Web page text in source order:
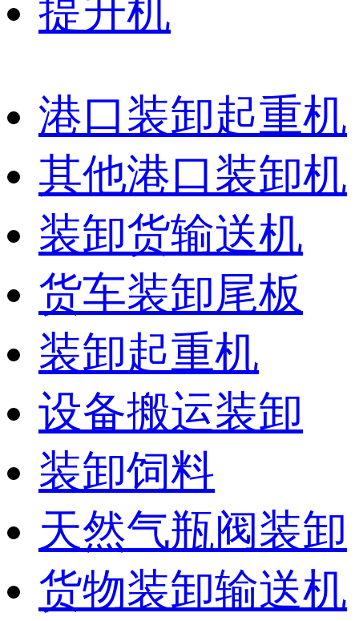
提升机
港口装卸起重机
其他港口装卸机
装卸货输送机
货车装卸尾板
装卸起重机
设备搬运装卸
装卸饲料
天然气瓶阀装卸
货物装卸输送机